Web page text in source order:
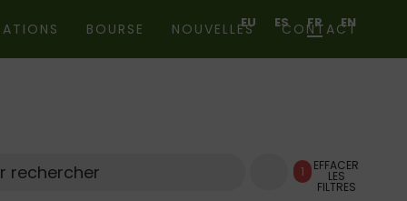
EU ES FR EN
BOURSE NOUVELLES CONTACT
Chercher
1 EFFACER
LES
FILTRES